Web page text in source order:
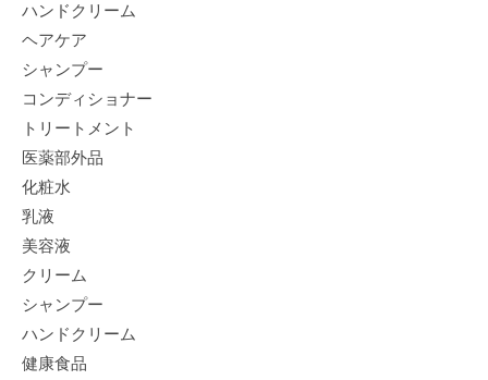
ハンドクリーム
ヘアケア
シャンプー
コンディショナー
トリートメント
医薬部外品
化粧水
乳液
美容液
クリーム
シャンプー
ハンドクリーム
健康食品